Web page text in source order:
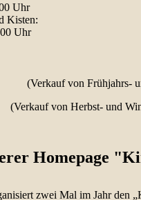
Uhr
Kisten:
Uhr
von
von Herbst-
Homepage
zwei Mal im Jahr den